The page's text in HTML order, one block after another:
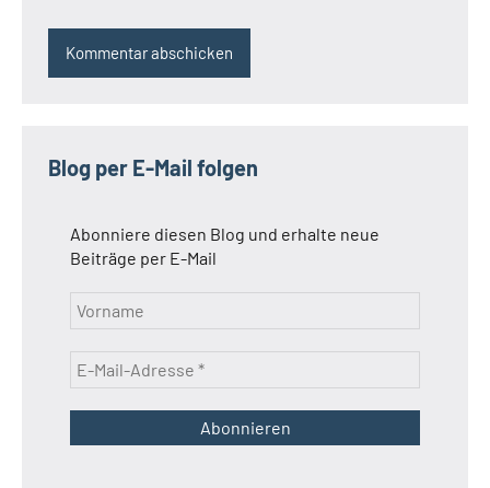
Blog per E-Mail folgen
Abonniere diesen Blog und erhalte neue
Beiträge per E-Mail